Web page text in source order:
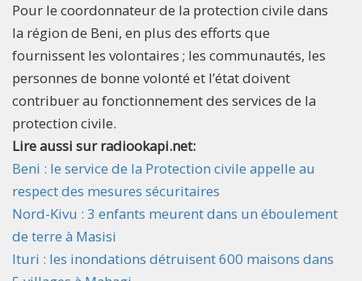
Pour le coordonnateur de la protection civile dans
la région de Beni, en plus des efforts que
fournissent les volontaires ; les communautés, les
personnes de bonne volonté et l’état doivent
contribuer au fonctionnement des services de la
protection civile.
Lire aussi sur radiookapi.net:
Beni : le service de la Protection civile appelle au
respect des mesures sécuritaires
Nord-Kivu : 3 enfants meurent dans un éboulement
de terre à Masisi
Ituri : les inondations détruisent 600 maisons dans